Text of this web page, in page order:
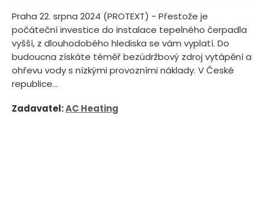
Praha 22. srpna 2024 (PROTEXT) - Přestože je
počáteční investice do instalace tepelného čerpadla
vyšší, z dlouhodobého hlediska se vám vyplatí. Do
budoucna získáte téměř bezúdržbový zdroj vytápění a
ohřevu vody s nízkými provozními náklady. V České
republice...
Zadavatel:AC Heating